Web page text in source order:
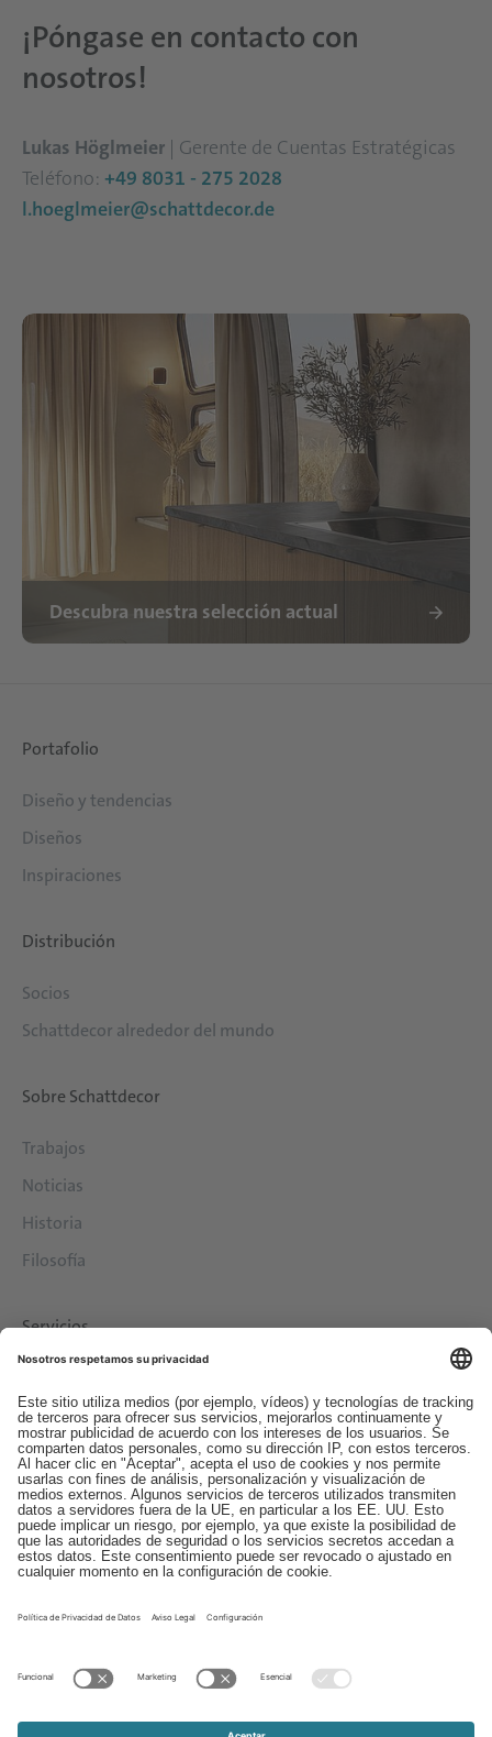
¡Póngase en contacto con
nosotros!
Lukas Höglmeier | Gerente de Cuentas Estratégicas
Teléfono: +49 8031 - 275 2028
l.hoeglmeier@schattdecor.de
Descubra nuestra selección actual
Portafolio
Diseño y tendencias
Diseños
Inspiraciones
Distribución
Socios
Schattdecor alrededor del mundo
Sobre Schattdecor
Trabajos
Noticias
Historia
Filosofía
Servicios
Contacto
EDI
Aviso legal
Canal de Denuncias